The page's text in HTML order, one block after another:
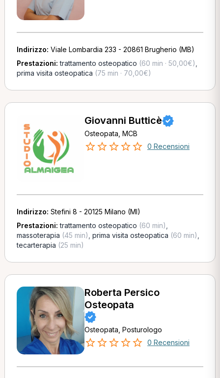
Indirizzo: Viale Lombardia 233 - 20861 Brugherio (MB)
Prestazioni:trattamento osteopatico (60 min · 50,00€)
prima visita osteopatica (75 min · 70,00€)
Giovanni Butticè
Osteopata, MCB
0 Recensioni
Indirizzo: Stefini 8 - 20125 Milano (MI)
Prestazioni:trattamento osteopatico (60 min)
massoterapia (45 min) prima visita osteopatica (60 min)
tecarterapia (25 min)
Roberta Persico
Osteopata
Osteopata, Posturologo
0 Recensioni